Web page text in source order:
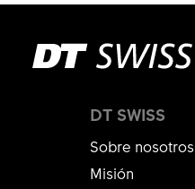
DT SWISS
Sobre nosotros
Misión